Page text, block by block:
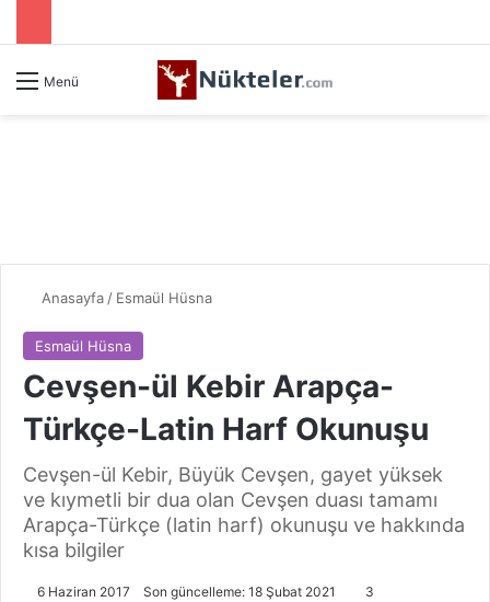
Menü
Anasayfa / Esmaül Hüsna
Esmaül Hüsna
Cevşen-ül Kebir Arapça-
Türkçe-Latin Harf Okunuşu
Cevşen-ül Kebir, Büyük Cevşen, gayet yüksek
ve kıymetli bir dua olan Cevşen duası tamamı
Arapça-Türkçe (latin harf) okunuşu ve hakkında
kısa bilgiler
6 Haziran 2017 Son güncelleme: 18 Şubat 2021 3